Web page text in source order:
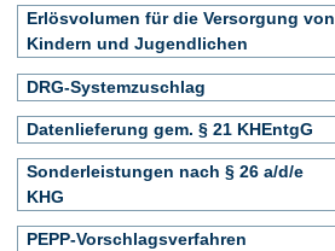
Erlösvolumen für die Versorgung von
Kindern und Jugendlichen
DRG-Systemzuschlag
Datenlieferung gem. § 21 KHEntgG
Sonderleistungen nach § 26 a/d/e
KHG
PEPP-Vorschlagsverfahren